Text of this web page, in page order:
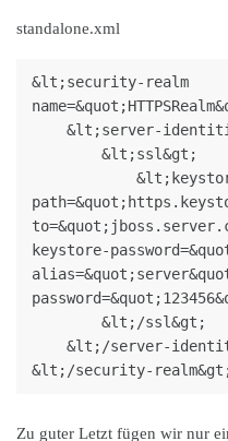
standalone.xml
&lt;security-realm
keystore-
Zu guter Letzt fügen wir nur